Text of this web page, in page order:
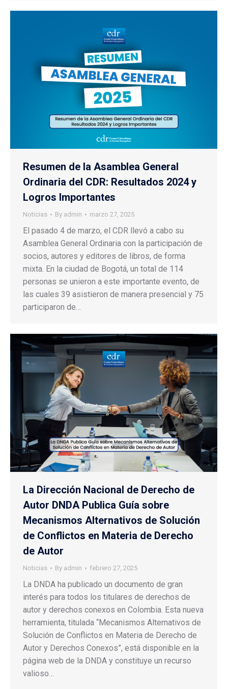
Resumen de la Asamblea General
Ordinaria del CDR: Resultados 2024 y
Logros Importantes
Noticias By admin marzo 27, 2025
El pasado 4 de marzo, el CDR llevó a cabo su
Asamblea General Ordinaria con la participación de
socios, autores y editores de libros, de forma
mixta. En la ciudad de Bogotá, un total de 114
personas se unieron a este importante evento, de
las cuales 39 asistieron de manera presencial y 75
participaron de…
La Dirección Nacional de Derecho de
Autor DNDA Publica Guía sobre
Mecanismos Alternativos de Solución
de Conflictos en Materia de Derecho
de Autor
Noticias By admin febrero 27, 2025
La DNDA ha publicado un documento de gran
interés para todos los titulares de derechos de
autor y derechos conexos en Colombia. Esta nueva
herramienta, titulada “Mecanismos Alternativos de
Solución de Conflictos en Materia de Derecho de
Autor y Derechos Conexos”, está disponible en la
página web de la DNDA y constituye un recurso
valioso…